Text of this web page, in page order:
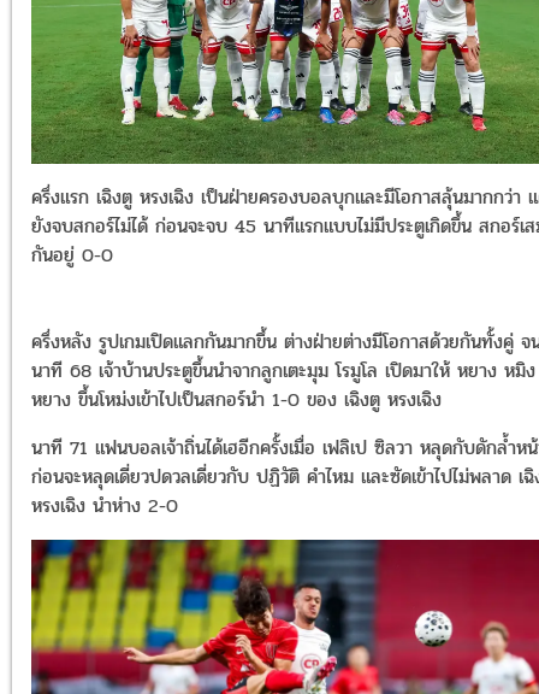
ครึ่งแรก เฉิงตู หรงเฉิง เป็นฝ่ายครองบอลบุกและมีโอกาสลุ้นมากกว่า
ยังจบสกอร์ไม่ได้ ก่อนจะจบ 45 นาทีแรกแบบไม่มีประตูเกิดขึ้น สกอร์เ
กันอยู่ 0-0
ครึ่งหลัง รูปเกมเปิดแลกกันมากขึ้น ต่างฝ่ายต่างมีโอกาสด้วยกันทั้งคู่ จ
นาที 68 เจ้าบ้านประตูขึ้นนำจากลูกเตะมุม โรมูโล เปิดมาให้ หยาง หมิง
หยาง ขึ้นโหม่งเข้าไปเป็นสกอร์นำ 1-0 ของ เฉิงตู หรงเฉิง
นาที 71 แฟนบอลเจ้าถิ่นได้เฮอีกครั้งเมื่อ เฟลิเป ซิลวา หลุดกับดักล้ำห
ก่อนจะหลุดเดี่ยวปดวลเดี่ยวกับ ปฏิวัติ คำไหม และซัดเข้าไปไม่พลาด เ
หรงเฉิง นำห่าง 2-0